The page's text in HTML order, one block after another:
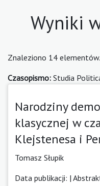
Wyniki
Znaleziono 14 elementów.
Czasopismo: Studia
Narodziny
klasycznej w
Klejstenesa i
Tomasz Słupik
Data publikacji: |